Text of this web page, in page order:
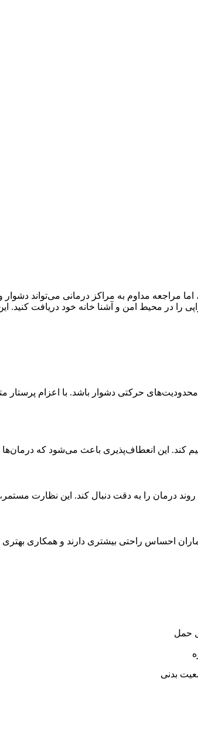
مراجعه مداوم به مراکز درمانی می‌تواند
را در محیط امن و آشنا خانه خود دریافت کنید.
محدودیت‌های حرکتی دشوار باشد. با اعزام
کند. این انعطاف‌پذیری باعث می‌شود که درمان‌ها
درمان را به دقت دنبال کند. این نظارت
احساس راحتی بیشتری دارند و همکاری بهتری
حمل
بدنی